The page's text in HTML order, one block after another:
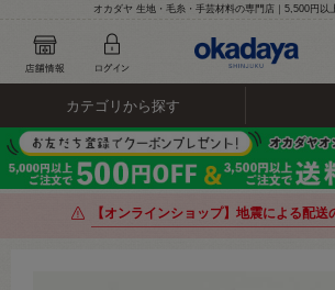
オカダヤ 生地・毛糸・手芸材料の専門店｜5,500円以
カテゴリから探す
【オンラインショップ】地震による配送